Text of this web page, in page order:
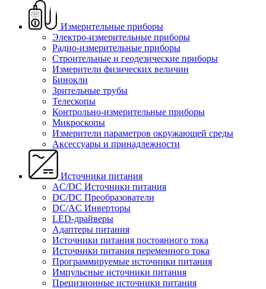
Измерительные приборы
Электро-измерительные приборы
Радио-измерительные приборы
Строительные и геодезические приборы
Измерители физических величин
Бинокли
Зрительные трубы
Телескопы
Контрольно-измерительные приборы
Микроскопы
Измерители параметров окружающей среды
Аксессуары и принадлежности
Источники питания
AC/DC Источники питания
DC/DC Преобразователи
DC/AC Инверторы
LED-драйверы
Адаптеры питания
Источники питания постоянного тока
Источники питания переменного тока
Программируемые источники питания
Импульсные источники питания
Прецизионные источники питания